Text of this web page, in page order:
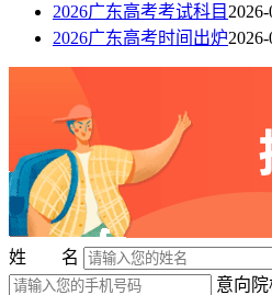
2026广东高考考试科目
2026广东高考时间出炉
姓 名
意向